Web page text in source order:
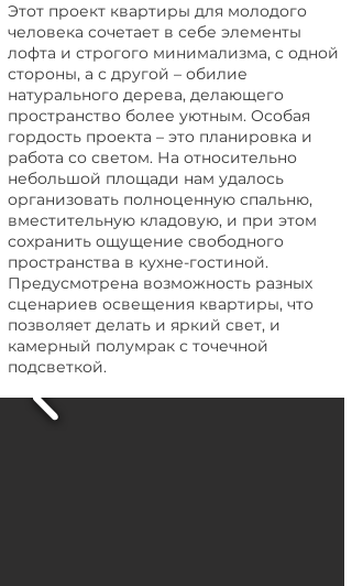
Этот проект квартиры для молодого
человека сочетает в себе элементы
лофта и строгого минимализма, с одной
стороны, а с другой – обилие
натурального дерева, делающего
пространство более уютным. Особая
гордость проекта – это планировка и
работа со светом. На относительно
небольшой площади нам удалось
организовать полноценную спальню,
вместительную кладовую, и при этом
сохранить ощущение свободного
пространства в кухне-гостиной.
Предусмотрена возможность разных
сценариев освещения квартиры, что
позволяет делать и яркий свет, и
камерный полумрак с точечной
подсветкой.